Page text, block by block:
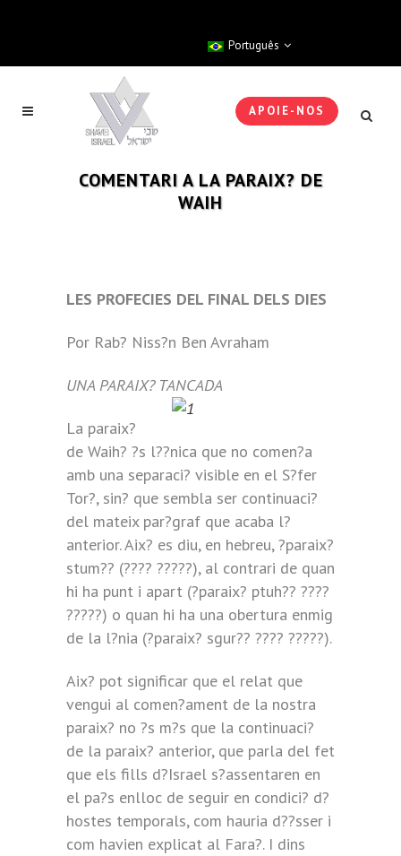
Português
APOIE-NOS
COMENTARI A LA PARAIX? DE
WAIH
LES PROFECIES DEL FINAL DELS DIES
Por Rab? Niss?n Ben Avraham
UNA PARAIX? TANCADA
La paraix?
de Waih? ?s l??nica que no comen?a
amb una separaci? visible en el S?fer
Tor?, sin? que sembla ser continuaci?
del mateix par?graf que acaba l?
anterior. Aix? es diu, en hebreu, ?paraix?
stum?? (???? ?????), al contrari de quan
hi ha punt i apart (?paraix? ptuh?? ????
?????) o quan hi ha una obertura enmig
de la l?nia (?paraix? sgur?? ???? ?????).
Aix? pot significar que el relat que
vengui al comen?ament de la nostra
paraix? no ?s m?s que la continuaci?
de la paraix? anterior, que parla del fet
que els fills d?Israel s?assentaren en
el pa?s enlloc de seguir en condici? d?
hostes temporals, com hauria d??sser i
com havien explicat al Fara?. I dins